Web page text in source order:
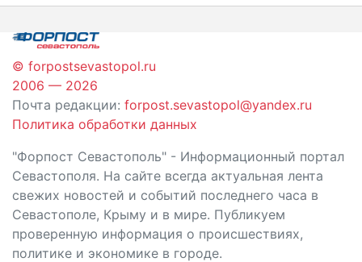
записям
© forpostsevastopol.ru
2006 — 2026
Почта редакции: forpost.sevastopol@yandex.ru
Политика обработки данных
"Форпост Севастополь" - Информационный портал
Севастополя. На сайте всегда актуальная лента
свежих новостей и событий последнего часа в
Севастополе, Крыму и в мире. Публикуем
проверенную информация о происшествиях,
политике и экономике в городе.